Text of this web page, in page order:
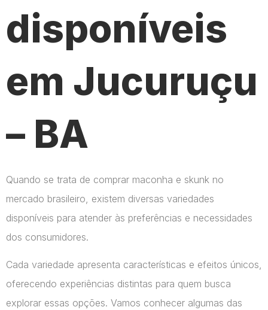
disponíveis
em Jucuruçu
– BA
Quando se trata de comprar maconha e skunk no
mercado brasileiro, existem diversas variedades
disponíveis para atender às preferências e necessidades
dos consumidores.
Cada variedade apresenta características e efeitos únicos,
oferecendo experiências distintas para quem busca
explorar essas opções. Vamos conhecer algumas das